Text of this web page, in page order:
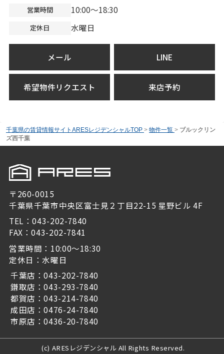
営業時間 10:00～18:30
定休日 水曜日
メール LINE
希望物件リクエスト 来店予約
千葉県の賃貸情報サイトARESレジデンシャルTOP > 物件一覧 > ブルックリン
ズ西千葉
〒260-0015
千葉県千葉市中央区富士見２丁目22-15 星野ビル 4F
TEL：043-202-7840
FAX：043-202-7841
営業時間：10:00～18:30
定休日：水曜日
千葉店：043-202-7840
鎌取店：043-293-7840
都賀店：043-214-7840
成田店：0476-24-7840
市原店：0436-20-7840
(c) ARESレジデンシャル All Rights Reserved.